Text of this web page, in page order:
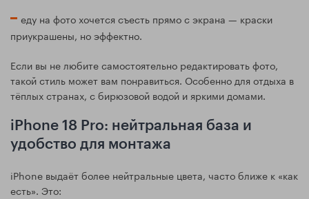
еду на фото хочется съесть прямо с экрана — краски
приукрашены, но эффектно.
Если вы не любите самостоятельно редактировать фото,
такой стиль может вам понравиться. Особенно для отдыха в
тёплых странах, с бирюзовой водой и яркими домами.
iPhone 18 Pro: нейтральная база и
удобство для монтажа
iPhone выдаёт более нейтральные цвета, часто ближе к «как
есть». Это: